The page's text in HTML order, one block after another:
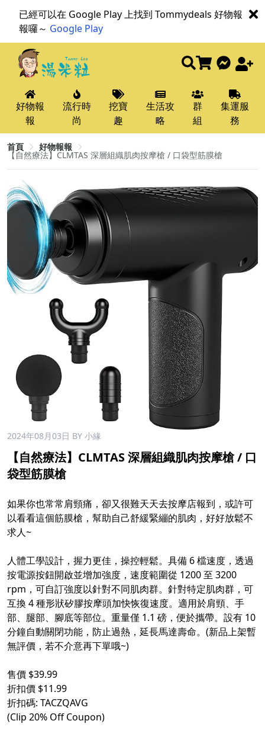
已經可以在 Google Play 上找到 Tommydeals 好物報
報囉～ Google Play
好物報
報
流行時
尚
挖寶
趣
生活攻
略
群
組
集運服
務
首頁 好物報報
【自然療法】CLMTAS 深層組織肌肉按摩槍 / 口袋型筋膜槍
2024年08月03日 BY 小緣
【自然療法】CLMTAS 深層組織肌肉按摩槍 / 口
袋型筋膜槍
如果你也常常肩頸痛，卻又很難天天去按摩店報到，或許可
以看看這個筋膜槍，幫助自己舒緩緊繃的肌肉，好好放鬆不
求人~
人體工學設計，握力更佳，操控輕鬆。具備 6 檔速度，透過
按電源按鈕開啟並增加強度，速度範圍從 1200 至 3200
rpm，可自訂強度以針對不同肌肉群。針對特定肌肉群，可
互換 4 種形狀矽膠按摩頭加快恢復速度。適用於肩頸、手
部、腿部、腳底等部位。重量僅 1.1 磅，便於攜帶。設有 10
分鐘自動關閉功能，防止過熱，延長馬達壽命。(新品上架暫
無評價，若不介意再下單哦~)
售價 $39.99
折扣價 $11.99
折扣碼: TACZQAVG
(Clip 20% Off Coupon)